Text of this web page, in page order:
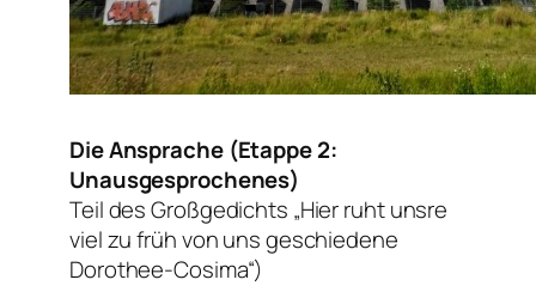
Die Ansprache (Etappe 2:
Unausgesprochenes)
Teil des Großgedichts „Hier ruht unsre
viel zu früh von uns geschiedene
Dorothee-Cosima“)